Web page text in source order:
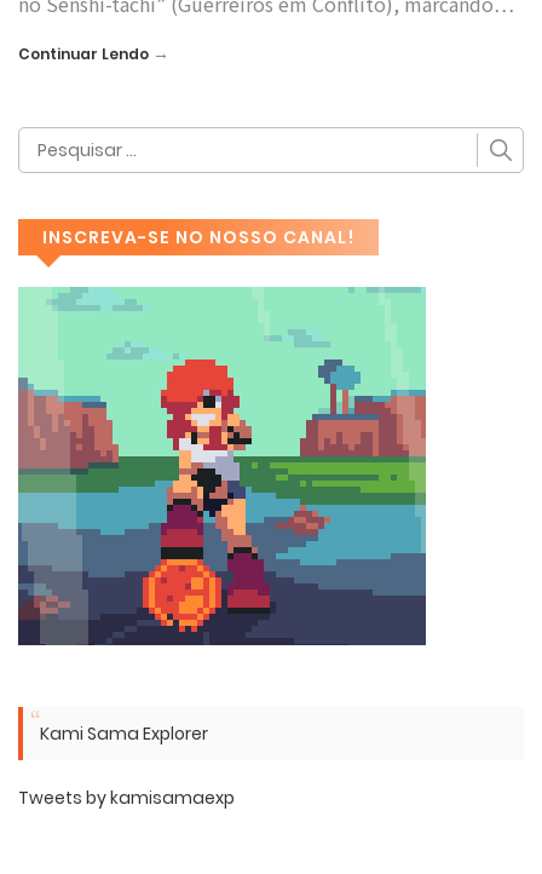
Continuar Lendo →
INSCREVA-SE NO NOSSO CANAL!
Kami Sama Explorer
Tweets by kamisamaexp